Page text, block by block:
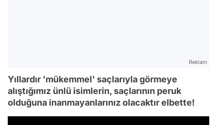
Reklam
Yıllardır 'mükemmel' saçlarıyla görmeye
alıştığımız ünlü isimlerin, saçlarının peruk
olduğuna inanmayanlarınız olacaktır elbette!